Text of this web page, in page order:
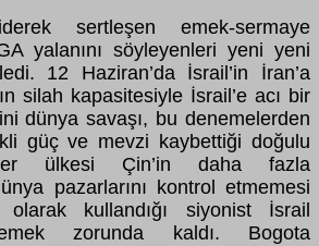
sertleşen emek-sermaye
yalanını söyleyenleri yeni yeni
12 Haziran’da İsrail’in İran’a
silah kapasitesiyle İsrail’e acı bir
dünya savaşı, bu denemelerden
güç ve mevzi kaybettiği doğulu
ülkesi Çin’in daha fazla
pazarlarını kontrol etmemesi
kullandığı siyonist İsrail
zorunda kaldı. Bogota